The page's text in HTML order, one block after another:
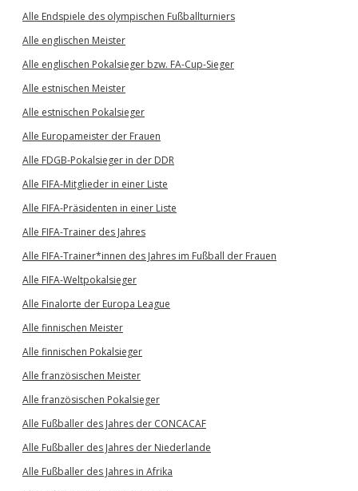
Alle Endspiele des olympischen Fußballturniers
Alle englischen Meister
Alle englischen Pokalsieger bzw. FA-Cup-Sieger
Alle estnischen Meister
Alle estnischen Pokalsieger
Alle Europameister der Frauen
Alle FDGB-Pokalsieger in der DDR
Alle FIFA-Mitglieder in einer Liste
Alle FIFA-Präsidenten in einer Liste
Alle FIFA-Trainer des Jahres
Alle FIFA-Trainer*innen des Jahres im Fußball der Frauen
Alle FIFA-Weltpokalsieger
Alle Finalorte der Europa League
Alle finnischen Meister
Alle finnischen Pokalsieger
Alle französischen Meister
Alle französischen Pokalsieger
Alle Fußballer des Jahres der CONCACAF
Alle Fußballer des Jahres der Niederlande
Alle Fußballer des Jahres in Afrika